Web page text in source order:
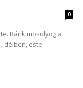
0
Ránk mosolyog a
délben, este